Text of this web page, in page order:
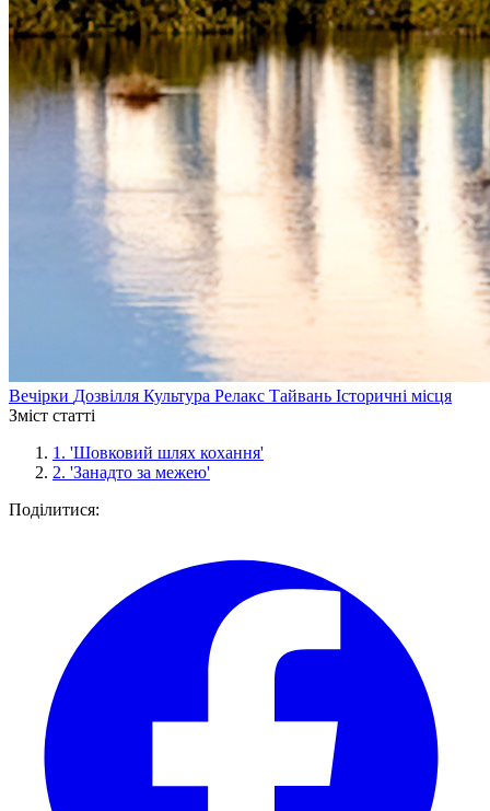
Вечірки Дозвілля Культура Релакс Тайвань Історичні місця
Зміст статті
1. 'Шовковий шлях кохання'
2. 'Занадто за межею'
Поділитися: